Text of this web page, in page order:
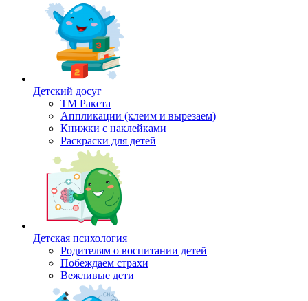
Детский досуг
ТМ Ракета
Аппликации (клеим и вырезаем)
Книжки с наклейками
Раскраски для детей
Детская психология
Родителям о воспитании детей
Побеждаем страхи
Вежливые дети